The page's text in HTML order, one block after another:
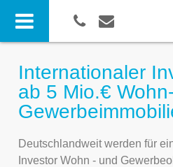
Internationaler
ab 5 Mio.€
Deutschlandweit werden für
Investor Wohn - und